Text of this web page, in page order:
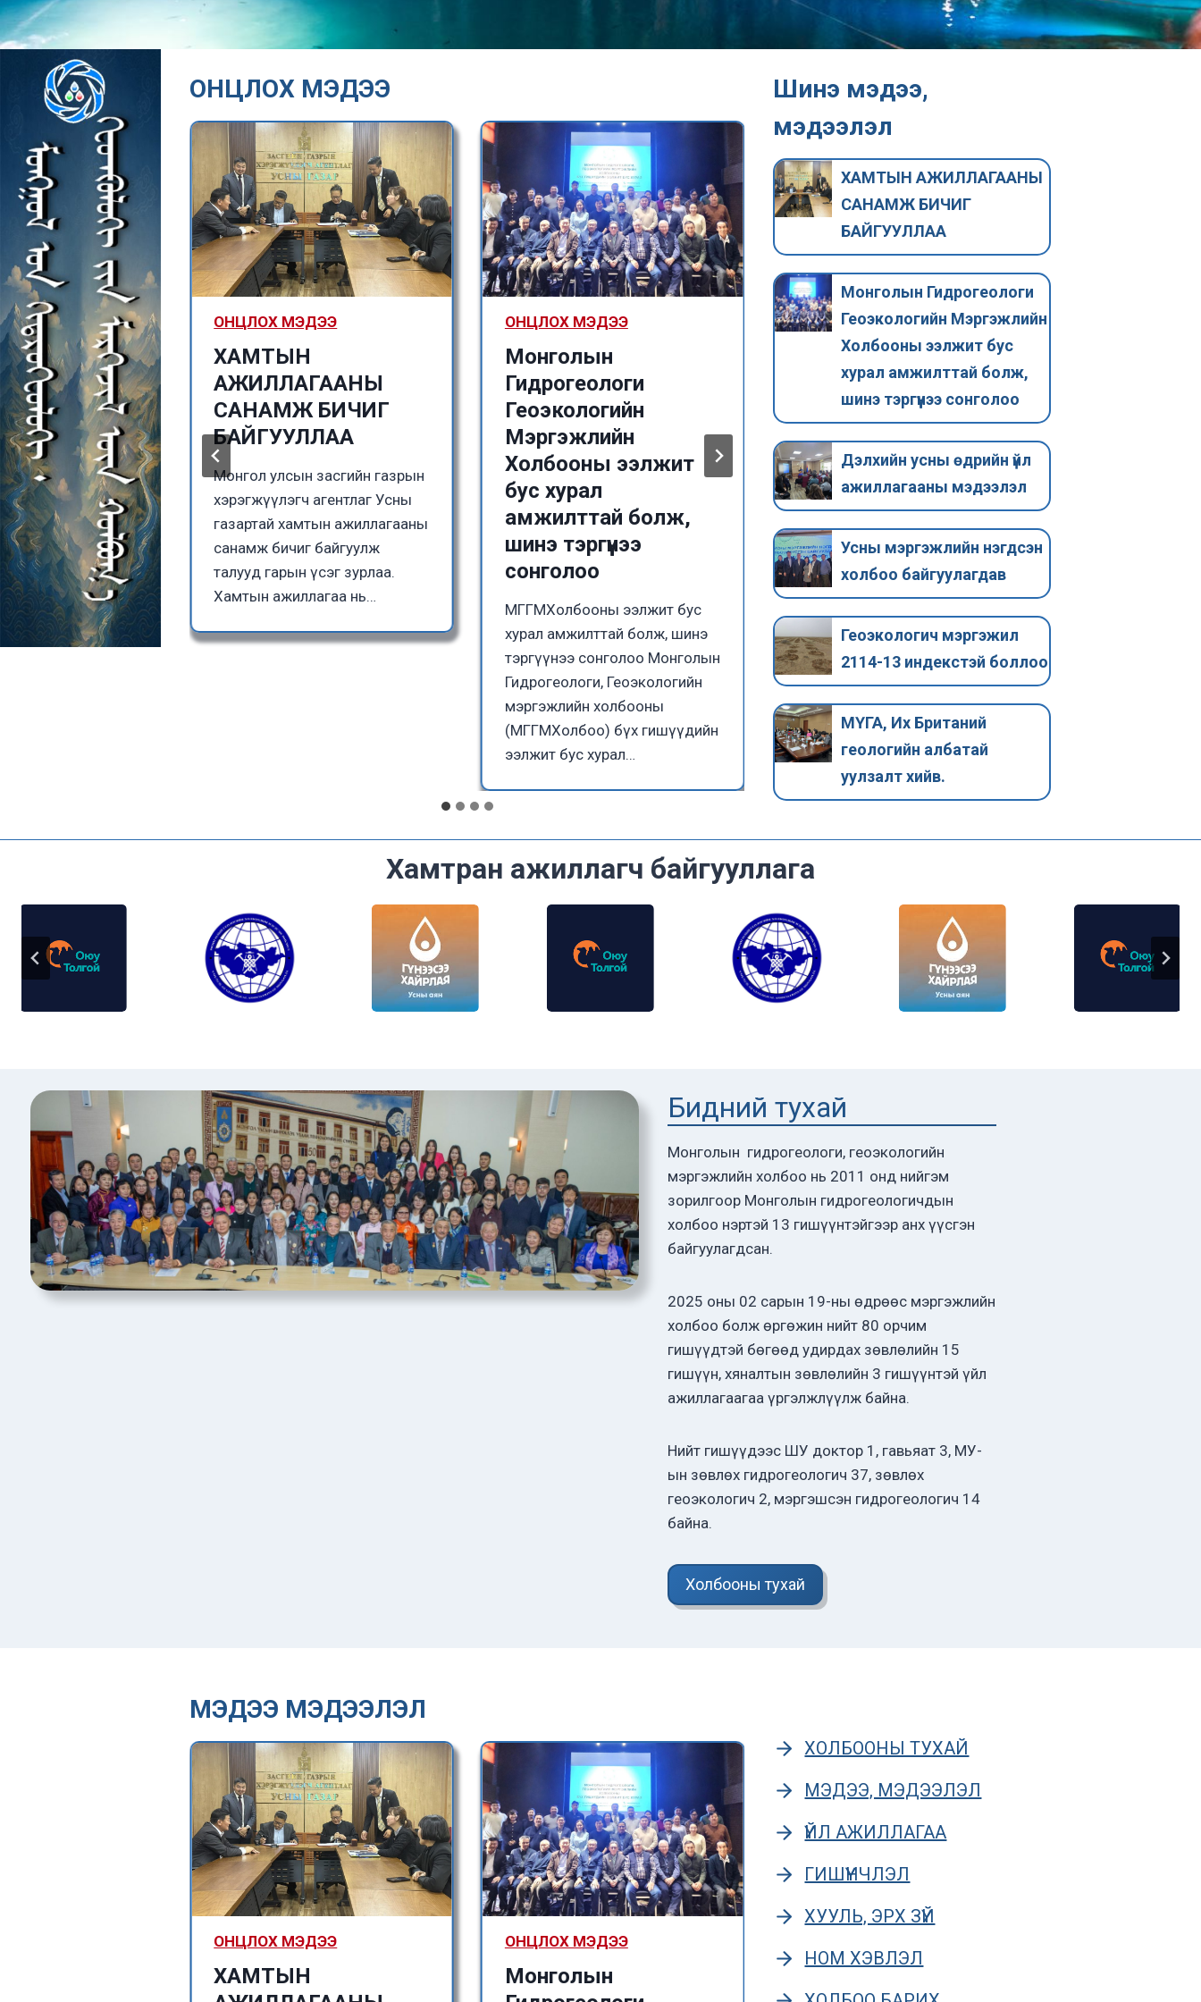
ОНЦЛОХ МЭДЭЭ
2114-13
боллоо
Гэр бүл,
Сайдын 2025 оны
өдрийн Үндэсний
ангилал ба
ОНЦЛОХ МЭДЭЭ
ХАМТЫН
АЖИЛЛАГААНЫ
САНАМЖ БИЧИГ
БАЙГУУЛЛАА
Монгол улсын засгийн газрын
хэрэгжүүлэгч агентлаг Усны
газартай хамтын ажиллагааны
санамж бичиг байгуулж
талууд гарын үсэг зурлаа.
Хамтын ажиллагаа нь…
ОНЦЛОХ МЭДЭЭ
Монголын
Гидрогеологи
Геоэкологийн
Мэргэжлийн
Холбооны ээлжит
бус хурал
амжилттай болж,
шинэ тэргүүнээ
сонголоо
МГГМХолбооны ээлжит бус
хурал амжилттай болж, шинэ
тэргүүнээ сонголоо Монголын
Гидрогеологи, Геоэкологийн
мэргэжлийн холбооны
(МГГМХолбоо) бүх гишүүдийн
ээлжит бус хурал…
ОНЦЛОХ МЭДЭЭ
Усны мэргэжлийн
нэгдсэн холбоо
байгуулагдав
Усны мэргэжлийн нэгдсэн
холбоо 2025 оны 02 сарын 26
өдөр байгуулагдлаа. УМНХ-ны
гидрогеологи, геоэкологийн
холбооны удирдах
зөвлөлийн…
Шинэ мэдээ,
мэдээлэл
ХАМТЫН АЖИЛЛАГААНЫ
САНАМЖ БИЧИГ
БАЙГУУЛЛАА
Монголын Гидрогеологи
Геоэкологийн Мэргэжлийн
Холбооны ээлжит бус
хурал амжилттай болж,
шинэ тэргүүнээ сонголоо
Дэлхийн усны өдрийн үйл
ажиллагааны мэдээлэл
Усны мэргэжлийн нэгдсэн
холбоо байгуулагдав
Геоэкологич мэргэжил
2114-13 индекстэй боллоо
МҮГА, Их Британий
геологийн албатай
уулзалт хийв.
Хамтран ажиллагч байгууллага
Бидний тухай
Монголын гидрогеологи, геоэкологийн
мэргэжлийн холбоо нь 2011 онд нийгэм
зорилгоор Монголын гидрогеологичдын
холбоо нэртэй 13 гишүүнтэйгээр анх үүсгэн
байгуулагдсан.
2025 оны 02 сарын 19-ны өдрөөс мэргэжлийн
холбоо болж өргөжин нийт 80 орчим
гишүүдтэй бөгөөд удирдах зөвлөлийн 15
гишүүн, хяналтын зөвлөлийн 3 гишүүнтэй үйл
ажиллагаагаа үргэлжлүүлж байна.
Нийт гишүүдээс ШУ доктор 1, гавьяат 3, МУ-
ын зөвлөх гидрогеологич 37, зөвлөх
геоэкологич 2, мэргэшсэн гидрогеологич 14
байна.
Холбооны тухай
МЭДЭЭ МЭДЭЭЛЭЛ
ОНЦЛОХ МЭДЭЭ
ХАМТЫН
ОНЦЛОХ МЭДЭЭ
Монголын
ХОЛБООНЫ ТУХАЙ
МЭДЭЭ, МЭДЭЭЛЭЛ
ҮЙЛ АЖИЛЛАГАА
ГИШҮҮНЧЛЭЛ
ХУУЛЬ, ЭРХ ЗҮЙ
НОМ ХЭВЛЭЛ